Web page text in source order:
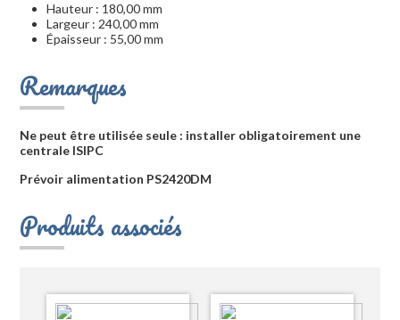
Hauteur : 180,00 mm
Largeur : 240,00 mm
Épaisseur : 55,00 mm
Remarques
Ne peut être utilisée seule : installer obligatoirement une
centrale ISIPC
Prévoir alimentation PS2420DM
Produits associés